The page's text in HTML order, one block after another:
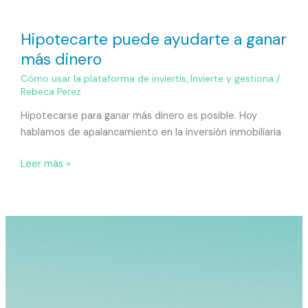
Hipotecarte puede ayudarte a ganar
más dinero
Cómo usar la plataforma de inviertis, Invierte y gestiona /
Rebeca Perez
Hipotecarse para ganar más dinero es posible. Hoy
hablamos de apalancamiento en la inversión inmobiliaria
Leer más »